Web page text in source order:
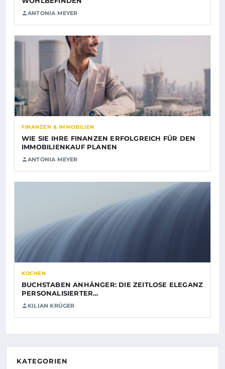
ANTONIA MEYER
FINANZEN & IMMOBILIEN
WIE SIE IHRE FINANZEN ERFOLGREICH FÜR DEN
IMMOBILIENKAUF PLANEN
ANTONIA MEYER
KOCHEN
BUCHSTABEN ANHÄNGER: DIE ZEITLOSE ELEGANZ
PERSONALISIERTER…
KILIAN KRÜGER
KATEGORIEN